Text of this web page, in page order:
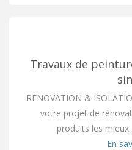
Travaux de
RENOVATION &
votre projet de
produits les
En